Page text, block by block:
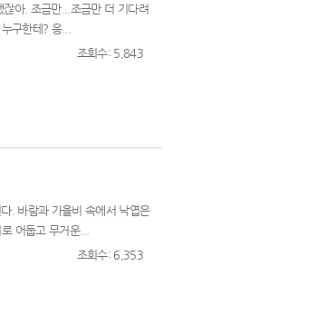
아. 조금만...조금만 더 기다려
구한테? 응...
조회수: 5,843
. 바람과 가을비 속에서 낙엽은
어둡고 무거운...
조회수: 6,353